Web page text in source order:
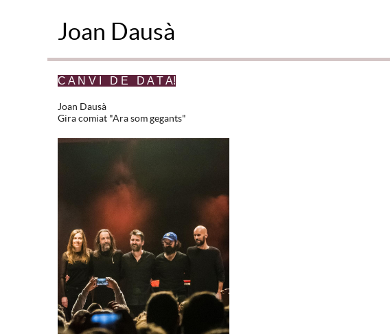
Joan Dausà
C A N V I D E D A T A!
Joan Dausà
Gira comiat "Ara som gegants"